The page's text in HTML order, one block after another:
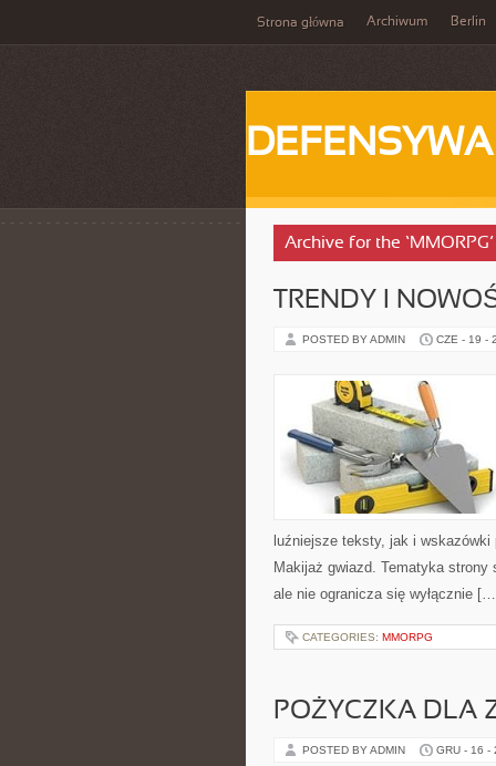
Strona główna Archiwum Berlin
DEFENSYWA
Archive for the
TRENDY I
POSTED BY ADMIN CZE - 19 -
luźniejsze teksty, jak i
Makijaż gwiazd. Tematyka
ale nie ogranicza się wyłącznie
CATEGORIES: MMORPG
POŻYCZKA DLA
POSTED BY ADMIN GRU - 16 -